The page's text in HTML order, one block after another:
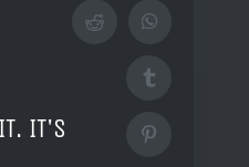
IT'S
RedditWhatsApp
Tumblr
Pinterest